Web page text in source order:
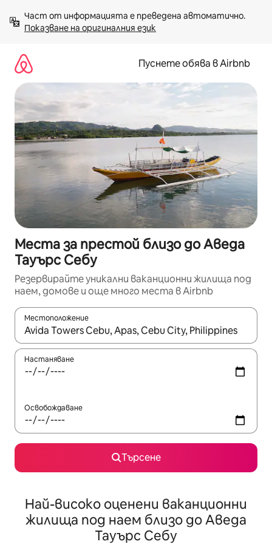
към
съдържанието
Показване на оригиналния език
Пуснете обява в Airbnb
Места за престой близо до Аведа
Тауърс Себу
Резервирайте уникални ваканционни жилища под
наем, домове и още много места в Airbnb
Местоположение
Когато резултатите се покажат, използвайте
Настаняване
Освобождаване
Търсене
Най-високо оценени ваканционни
жилища под наем близо до Аведа
Тауърс Себу